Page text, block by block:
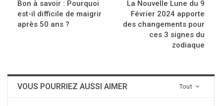
Bon à savoir : Pourquoi
est-il difficile de maigrir
après 50 ans ?
La Nouvelle Lune du 9
Février 2024 apporte
des changements pour
ces 3 signes du
zodiaque
Tout
VOUS POURRIEZ AUSSI AIMER